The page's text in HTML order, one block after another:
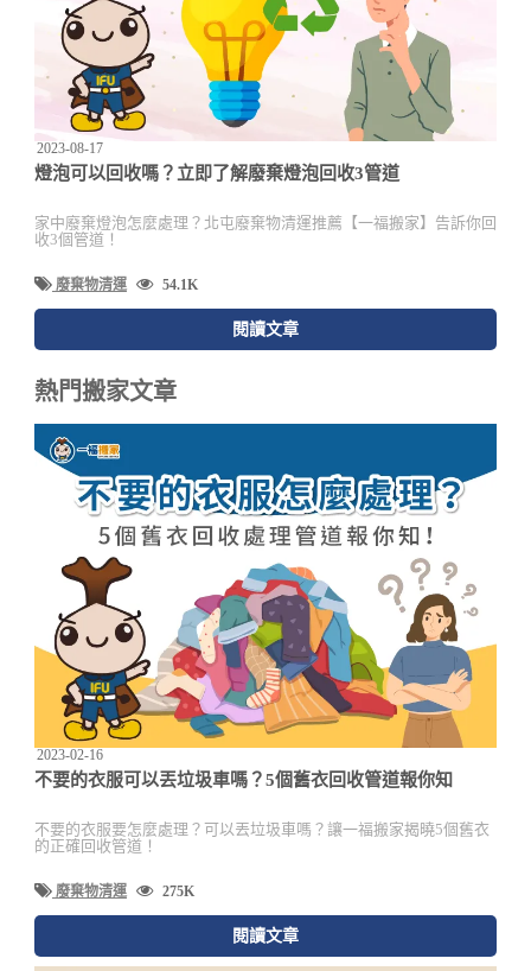
2023-08-17
燈泡可以回收嗎？立即了解廢棄燈泡回收3管道
家中廢棄燈泡怎麼處理？北屯廢棄物清運推薦【一福搬家】告訴你回
收3個管道！
廢棄物清運 54.1K
閱讀文章
熱門搬家文章
2023-02-16
不要的衣服可以丟垃圾車嗎？5個舊衣回收管道報你知
不要的衣服要怎麼處理？可以丟垃圾車嗎？讓一福搬家揭曉5個舊衣
的正確回收管道！
廢棄物清運 275K
閱讀文章